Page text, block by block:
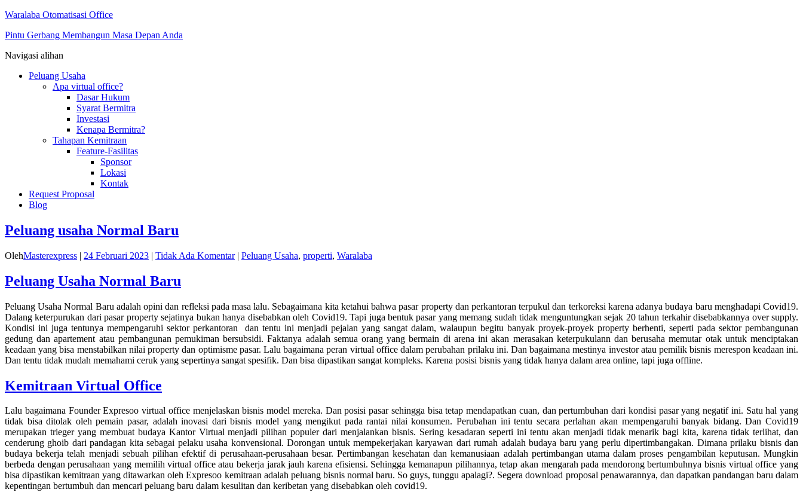
Waralaba Otomatisasi Office
Pintu Gerbang Membangun Masa Depan Anda
Navigasi alihan
Peluang Usaha
Apa virtual office?
Dasar Hukum
Syarat Bermitra
Investasi
Kenapa Bermitra?
Tahapan Kemitraan
Feature-Fasilitas
Sponsor
Lokasi
Kontak
Request Proposal
Blog
Peluang usaha Normal Baru
OlehMasterexpress | 24 Februari 2023 | Tidak Ada Komentar| Peluang Usaha, properti, Waralaba
Peluang Usaha Normal Baru
Peluang Usaha Normal Baru adalah opini dan refleksi pada masa lalu. Sebagaimana kita ketahui bahwa pasar property dan perkantoran terpukul dan terkoreksi karena adanya budaya baru menghadapi Covid19.
Dalang keterpurukan dari pasar property sejatinya bukan hanya disebabkan oleh Covid19. Tapi juga bentuk pasar yang memang sudah tidak menguntungkan sejak 20 tahun terkahir disebabkannya over supply.
Kondisi ini juga tentunya mempengaruhi sektor perkantoran dan tentu ini menjadi pejalan yang sangat dalam, walaupun begitu banyak proyek-proyek property berhenti, seperti pada sektor pembangunan
gedung dan apartement atau pembangunan pemukiman bersubsidi. Faktanya adalah semua orang yang bermain di arena ini akan merasakan keterpukulann dan berusaha memutar otak untuk menciptakan
keadaan yang bisa menstabilkan nilai property dan optimisme pasar. Lalu bagaimana peran virtual office dalam perubahan prilaku ini. Dan bagaimana mestinya investor atau pemilik bisnis merespon keadaan ini.
Dan tentu tidak mudah memahami ceruk yang sepertinya sangat spesifik. Dan bisa dipastikan sangat kompleks. Karena posisi bisnis yang tidak hanya dalam area online, tapi juga offline.
Kemitraan Virtual Office
Lalu bagaimana Founder Expresoo virtual office menjelaskan bisnis model mereka. Dan posisi pasar sehingga bisa tetap mendapatkan cuan, dan pertumbuhan dari kondisi pasar yang negatif ini. Satu hal yang
tidak bisa ditolak oleh pemain pasar, adalah inovasi dari bisnis model yang mengikut pada rantai nilai konsumen. Perubahan ini tentu secara perlahan akan mempengaruhi banyak bidang. Dan Covid19
merupakan trieger yang membuat budaya Kantor Virtual menjadi pilihan populer dari menjalankan bisnis. Sering kesadaran seperti ini tentu akan menjadi tidak menarik bagi kita, karena tidak terlihat, dan
cenderung ghoib dari pandagan kita sebagai pelaku usaha konvensional. Dorongan untuk mempekerjakan karyawan dari rumah adalah budaya baru yang perlu dipertimbangakan. Dimana prilaku bisnis dan
budaya bekerja telah menjadi sebuah pilihan efektif di perusahaan-perusahaan besar. Pertimbangan kesehatan dan kemanusiaan adalah pertimbangan utama dalam proses pengambilan keputusan. Mungkin
berbeda dengan perusahaan yang memilih virtual office atau bekerja jarak jauh karena efisiensi. Sehingga kemanapun pilihannya, tetap akan mengarah pada mendorong bertumbuhnya bisnis virtual office yang
bisa dipastikan kemitraan yang ditawarkan oleh Expresoo kemitraan adalah peluang bisnis normal baru. So guys, tunggu apalagi?. Segera download proposal penawarannya, dan dapatkan pandangan baru dalam
kepentingan bertumbuh dan mencari peluang baru dalam kesulitan dan keribetan yang disebabkan oleh covid19.